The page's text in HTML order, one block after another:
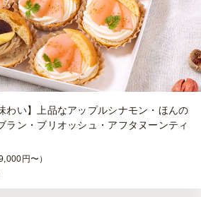
わい】上品なアップルシナモン・ほんの
ラン・ブリオッシュ・アフタヌーンティ
円〜）